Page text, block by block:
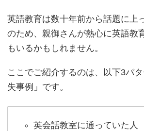
英語教育は数十年前から話題に上
のため、親御さんが熱心に英語教
もいるかもしれません。
ここでご紹介するのは、以下3パ
失事例」です。
英会話教室に通っていた人